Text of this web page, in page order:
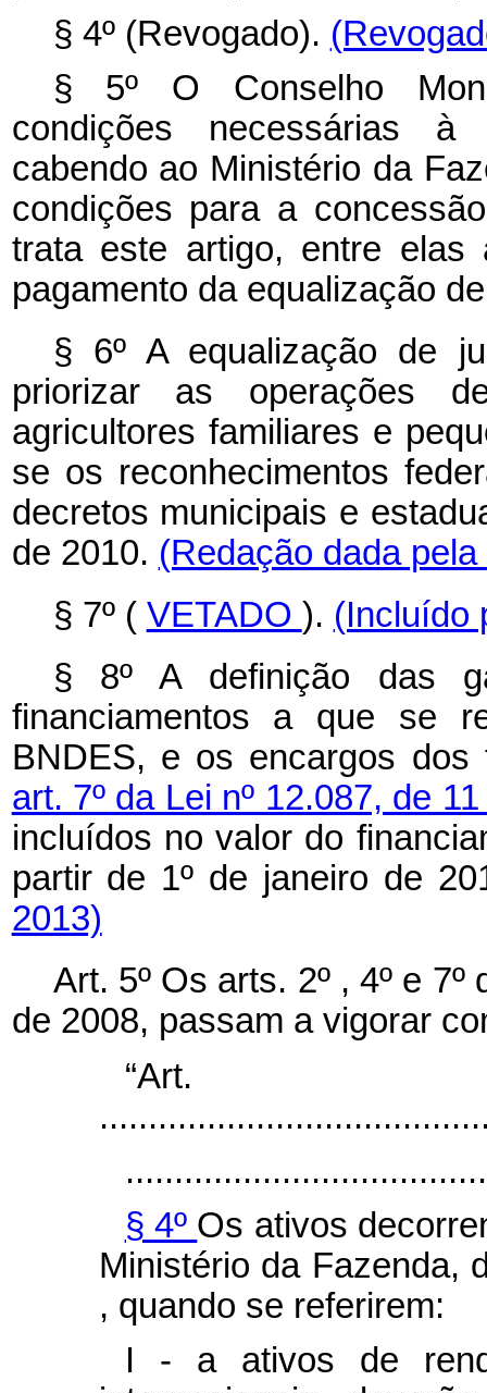
§ 4º (Revogado).
§ 5º O Conselho
condições necessárias à
cabendo ao Ministério da
condições para a
trata este artigo, entre elas
pagamento da equalização
§ 6º A equalização de
priorizar as operações
agricultores familiares e
se os reconhecimentos
decretos municipais e
de 2010. (Redação dada
§ 7º ( VETADO ). (Incluído
§ 8º A definição das
financiamentos a que se
BNDES, e os encargos
art. 7º da Lei nº 12.087, de
incluídos no valor do
partir de 1º de janeiro de
2013)
Art. 5º Os arts. 2º , 4º e
de 2008, passam a vigorar
§ 4º Os ativos
Ministério da Fazenda,
, quando se referirem:
I - a ativos de